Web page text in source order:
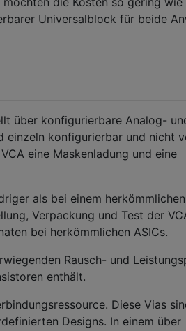
Universalblock für beide
über konfigurierbare Analog-
einzeln konfigurierbar und nicht
eine Maskenladung und eine
als bei einem
Verpackung und Test der
bei herkömmlichen ASICs.
Rausch- und
enthält.
Diese Vias
Designs. In einem über